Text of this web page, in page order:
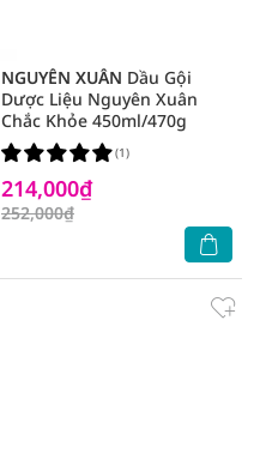
NGUYÊN XUÂN Dầu Gội
Dược Liệu Nguyên Xuân
Chắc Khỏe 450ml/470g
214,000₫
252,000₫
(1)